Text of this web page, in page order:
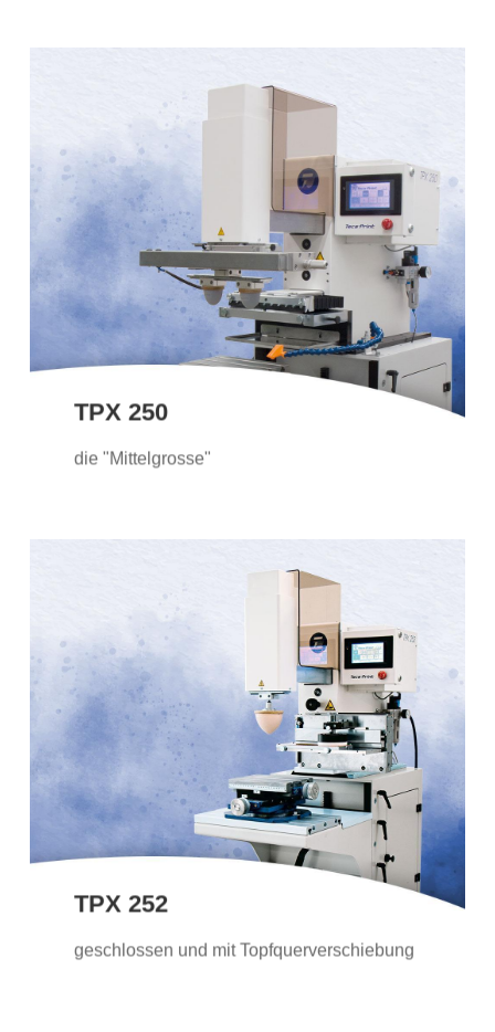
TPX 250
die "Mittelgrosse"
TPX 250
Nicht zu gross und nicht zu klein: Die
Tampondruckmaschine TPX 250 erfüllt
mit ihrer mittleren Grösse die Wünsche
vieler Kunden. Das Farbgebersystem ist
offen.
TPX 252
geschlossen und mit Topfquerverschiebung
TPX 252
Die TPX 252 ist die ideale Lösung für alle,
die nach der Qualität der präzisen
elektropneumatischen TPX-Reihe
suchen, aber das geschlossene
Farbgebersystem bevorzugen.